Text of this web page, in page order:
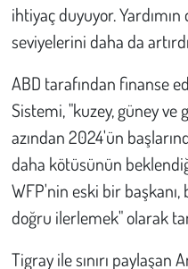
ihtiyaç duyuyor. Yardımın
seviyelerini daha da
ABD tarafından finanse
Sistemi, "kuzey, güney ve
azından 2024'ün
daha kötüsünün
WFP'nin eski bir başkanı,
doğru ilerlemek" olarak
Tigray ile sınırı paylaşan